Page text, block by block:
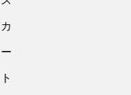
カ
ー
ト